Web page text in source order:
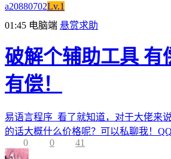
a20880702Lv.1
01:45 电脑端 悬赏求助
破解个辅助工具 有
有偿！
易语言程序 看了就知道，对于大佬来
的话大概什么价格呢？可以私聊我！
0
0 41